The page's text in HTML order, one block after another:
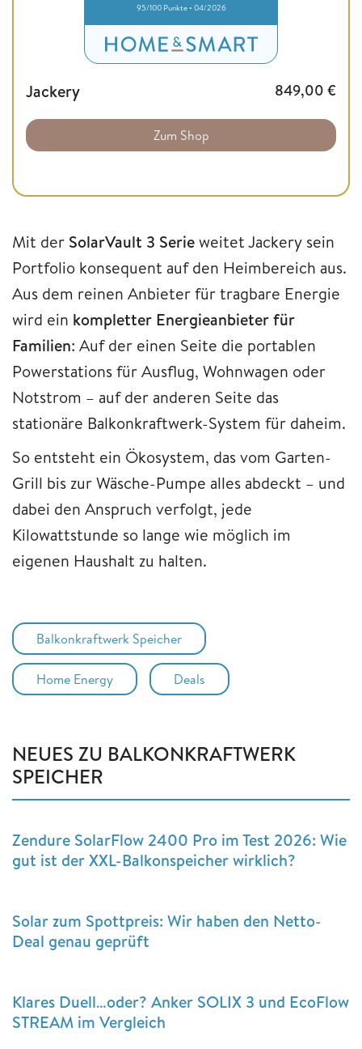
95/100 Punkte • 04/2026
Jackery 849,00 €
Zum Shop
Mit der SolarVault 3 Serieweitet Jackery sein
Portfolio konsequent auf den Heimbereich aus.
Aus dem reinen Anbieter für tragbare Energie
wird ein kompletter Energieanbieter für
Familien: Auf der einen Seite die portablen
Powerstations für Ausflug, Wohnwagen oder
Notstrom – auf der anderen Seite das
stationäre Balkonkraftwerk-System für daheim.
So entsteht ein Ökosystem, das vom Garten-
Grill bis zur Wäsche-Pumpe alles abdeckt – und
dabei den Anspruch verfolgt, jede
Kilowattstunde so lange wie möglich im
eigenen Haushalt zu halten.
Balkonkraftwerk Speicher
Home Energy Deals
NEUES ZU BALKONKRAFTWERK
SPEICHER
Zendure SolarFlow 2400 Pro im Test 2026: Wie
gut ist der XXL-Balkonspeicher wirklich?
Solar zum Spottpreis: Wir haben den Netto-
Deal genau geprüft
Klares Duell…oder? Anker SOLIX 3 und EcoFlow
STREAM im Vergleich